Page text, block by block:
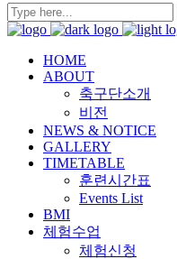
HOME
ABOUT
축구단소개
비전
NEWS & NOTICE
GALLERY
TIMETABLE
훈련시간표
Events List
BMI
체험수업
체험신청